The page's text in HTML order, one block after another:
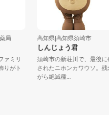
リ
ト
高知県|高知県須崎市
しんじょう君
須崎市の新荘川で、最後に確認
されたニホンカワウソ。残念な
がら絶滅種...